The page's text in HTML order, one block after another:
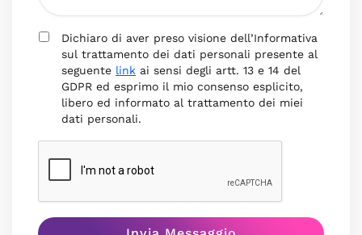
Dichiaro di aver preso visione dell’Informativa
sul trattamento dei dati personali presente al
seguente link ai sensi degli artt. 13 e 14 del
GDPR ed esprimo il mio consenso esplicito,
libero ed informato al trattamento dei miei
dati personali.